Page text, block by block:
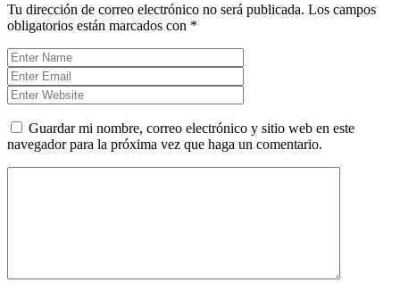
Tu dirección de correo electrónico no será publicada. Los campos
obligatorios están marcados con *
Guardar mi nombre, correo electrónico y sitio web en este
navegador para la próxima vez que haga un comentario.